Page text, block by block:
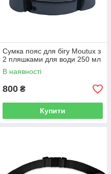
Сумка пояс для бігу Moutux з
2 пляшками для води 250 мл
В наявності
800 ₴
Купити